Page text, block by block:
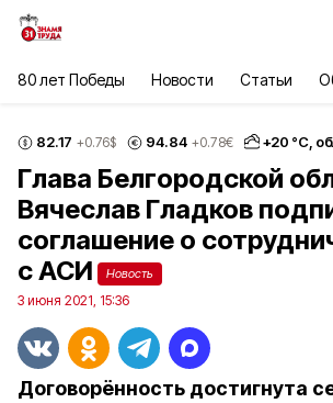
80 лет Победы Новости Статьи
82.17 +0.76$ 94.84 +0.78€ +20 °С,
Глава Белгородской
Вячеслав Гладков
соглашение о
с АСИ
Новость
3 июня 2021, 15:36
Договорённость достигнута